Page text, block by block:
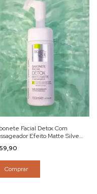
Facial Detox Com
Efeito Matte Silver
Comprar